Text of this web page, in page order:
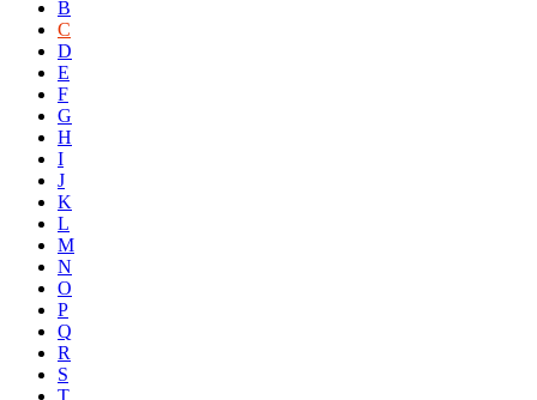
B
C
D
E
F
G
H
I
J
K
L
M
N
O
P
Q
R
S
T